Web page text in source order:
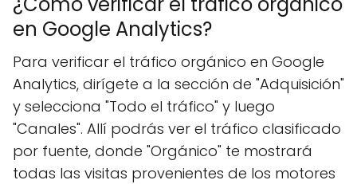
en Google Analytics?
Para verificar el tráfico orgánico en Google
Analytics, dirígete a la sección de "Adquisición"
y selecciona "Todo el tráfico" y luego
"Canales". Allí podrás ver el tráfico clasificado
por fuente, donde "Orgánico" te mostrará
todas las visitas provenientes de los motores